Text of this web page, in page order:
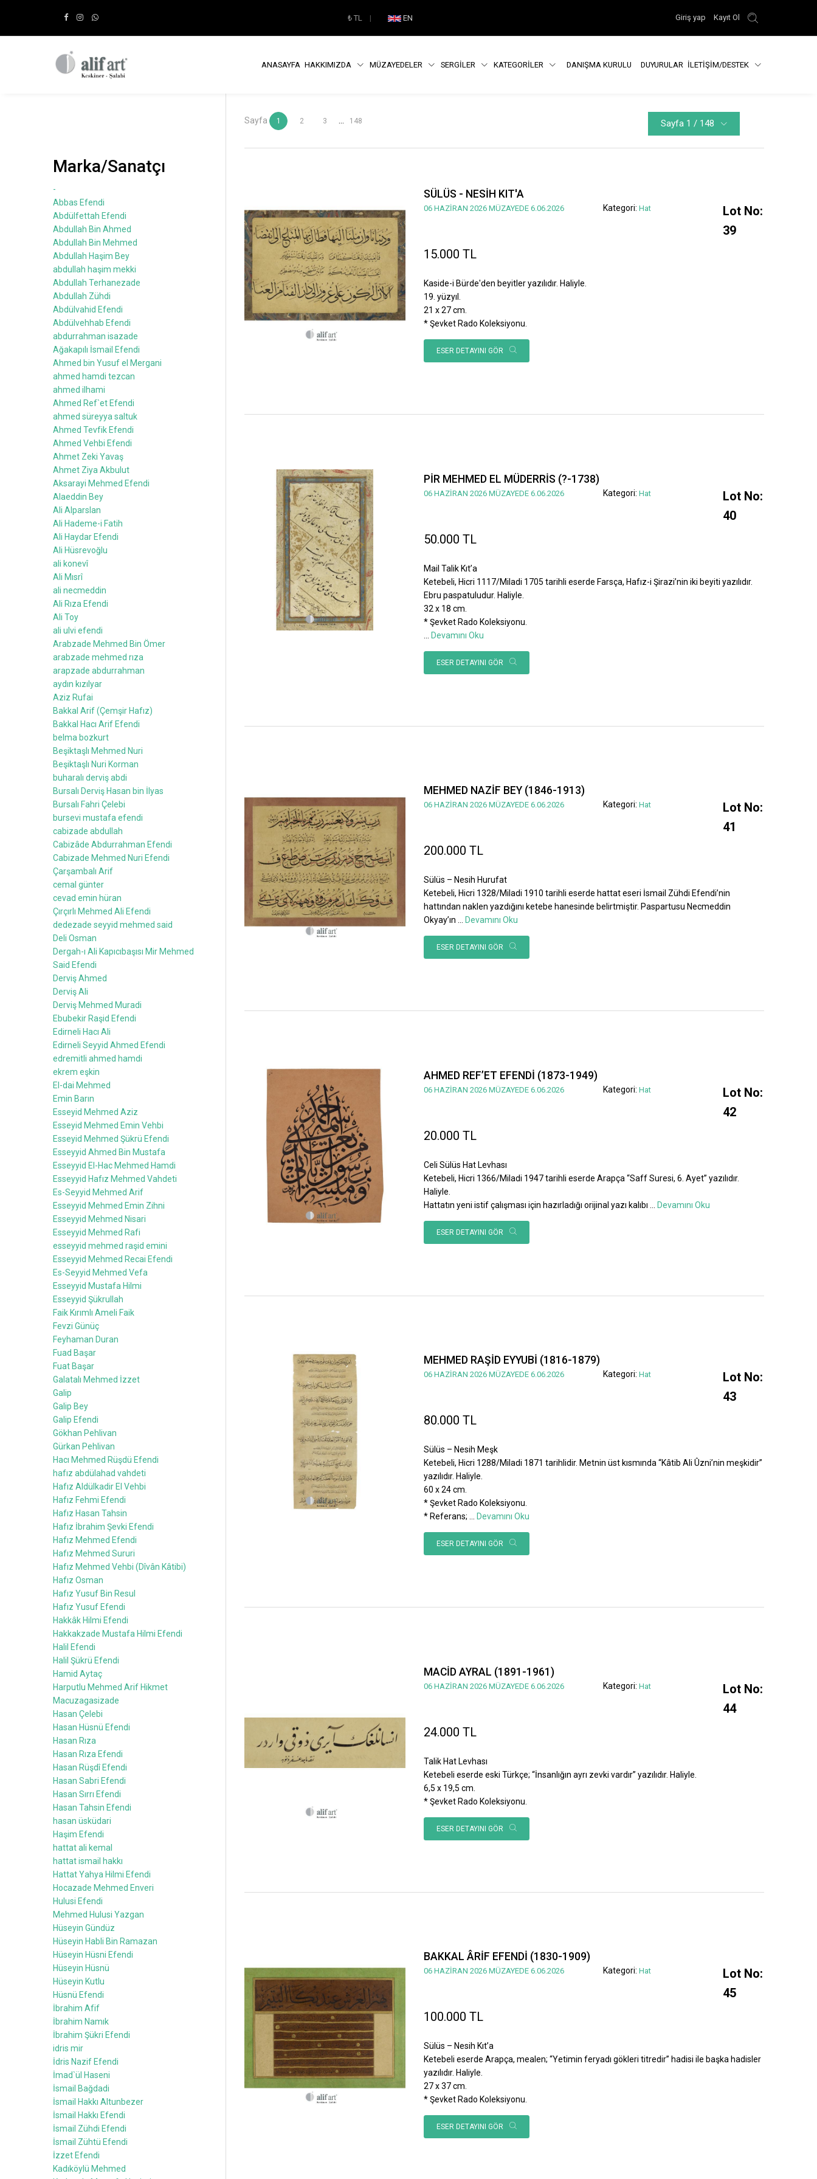
₺TL | EN Giriş yap Kayıt Ol
ANASAYFA HAKKIMIZDA MÜZAYEDELER SERGİLER KATEGORİLER DANIŞMA KURULU DUYURULAR İLETİŞİM/DESTEK
Sayfa 1 2 3 148 Sayfa 1 / 148
SÜLÜS - NESİH KIT'A
06 HAZİRAN 2026 MÜZAYEDE 6.06.2026 Kategori: Hat
Lot No:
39
15.000 TL
Kaside-i Bürde'den beyitler yazılıdır. Haliyle.
19. yüzyıl.
21 x 27 cm.
* Şevket Rado Koleksiyonu.
ESER DETAYINI GÖR
PİR MEHMED EL MÜDERRİS (?-1738)
06 HAZİRAN 2026 MÜZAYEDE 6.06.2026 Kategori: Hat
Lot No:
40
50.000 TL
Mail Talik Kıt’a
Ketebeli, Hicri 1117/Miladi 1705 tarihli eserde Farsça, Hafız-i Şirazi’nin iki beyiti yazılıdır.
Ebru paspatuludur. Haliyle.
32 x 18 cm.
* Şevket Rado Koleksiyonu.
Devamını Oku
ESER DETAYINI GÖR
MEHMED NAZİF BEY (1846-1913)
06 HAZİRAN 2026 MÜZAYEDE 6.06.2026 Kategori: Hat
Lot No:
41
200.000 TL
Sülüs – Nesih Hurufat
Ketebeli, Hicri 1328/Miladi 1910 tarihli eserde hattat eseri İsmail Zühdi Efendi’nin
hattından naklen yazdığını ketebe hanesinde belirtmiştir. Paspartusu Necmeddin
Okyay’ın ... Devamını Oku
ESER DETAYINI GÖR
AHMED REF’ET EFENDİ (1873-1949)
06 HAZİRAN 2026 MÜZAYEDE 6.06.2026 Kategori: Hat
Lot No:
42
20.000 TL
Celi Sülüs Hat Levhası
Ketebeli, Hicri 1366/Miladi 1947 tarihli eserde Arapça “Saff Suresi, 6. Ayet” yazılıdır.
Haliyle.
Hattatın yeni istif çalışması için hazırladığı orijinal yazı kalıbı
Devamını Oku
ESER DETAYINI GÖR
MEHMED RAŞİD EYYUBİ (1816-1879)
06 HAZİRAN 2026 MÜZAYEDE 6.06.2026 Kategori: Hat
Lot No:
43
80.000 TL
Sülüs – Nesih Meşk
Ketebeli, Hicri 1288/Miladi 1871 tarihlidir. Metnin üst kısmında “Kâtib Ali Ûzni’nin meşkidir”
yazılıdır. Haliyle.
60 x 24 cm.
* Şevket Rado Koleksiyonu.
* Referans; ... Devamını Oku
ESER DETAYINI GÖR
MACİD AYRAL (1891-1961)
06 HAZİRAN 2026 MÜZAYEDE 6.06.2026 Kategori: Hat
Lot No:
44
24.000 TL
Talik Hat Levhası
Ketebeli eserde eski Türkçe; “İnsanlığın ayrı zevki vardır” yazılıdır. Haliyle.
6,5 x 19,5 cm.
* Şevket Rado Koleksiyonu.
ESER DETAYINI GÖR
BAKKAL ÂRİF EFENDİ (1830-1909)
06 HAZİRAN 2026 MÜZAYEDE 6.06.2026 Kategori: Hat
Lot No:
45
100.000 TL
Sülüs – Nesih Kıt’a
Ketebeli eserde Arapça, mealen; “Yetimin feryadı gökleri titredir” hadisi ile başka hadisler
yazılıdır. Haliyle.
27 x 37 cm.
* Şevket Rado Koleksiyonu.
ESER DETAYINI GÖR
Marka/Sanatçı
-
Abbas Efendi
Abdülfettah Efendi
Abdullah Bin Ahmed
Abdullah Bin Mehmed
Abdullah Haşim Bey
abdullah haşim mekki
Abdullah Terhanezade
Abdullah Zühdi
Abdülvahid Efendi
Abdülvehhab Efendi
abdurrahman isazade
Ağakapılı İsmail Efendi
Ahmed bin Yusuf el Mergani
ahmed hamdi tezcan
ahmed ilhami
Ahmed Ref`et Efendi
ahmed süreyya saltuk
Ahmed Tevfik Efendi
Ahmed Vehbi Efendi
Ahmet Zeki Yavaş
Ahmet Ziya Akbulut
Aksarayi Mehmed Efendi
Alaeddin Bey
Ali Alparslan
Ali Hademe-i Fatih
Ali Haydar Efendi
Ali Hüsrevoğlu
ali konevî
Ali Mısrî
ali necmeddin
Ali Rıza Efendi
Ali Toy
ali ulvi efendi
Arabzade Mehmed Bin Ömer
arabzade mehmed rıza
arapzade abdurrahman
aydın kızılyar
Aziz Rufai
Bakkal Arif (Çemşir Hafız)
Bakkal Hacı Arif Efendi
belma bozkurt
Beşiktaşlı Mehmed Nuri
Beşiktaşlı Nuri Korman
buharalı derviş abdi
Bursalı Derviş Hasan bin İlyas
Bursalı Fahri Çelebi
bursevi mustafa efendi
cabizade abdullah
Cabizâde Abdurrahman Efendi
Cabizade Mehmed Nuri Efendi
Çarşambalı Arif
cemal günter
cevad emin hüran
Çırçırlı Mehmed Ali Efendi
dedezade seyyid mehmed said
Deli Osman
Dergah-ı Ali Kapıcıbaşısı Mir Mehmed
Said Efendi
Derviş Ahmed
Derviş Ali
Derviş Mehmed Muradi
Ebubekir Raşid Efendi
Edirneli Hacı Ali
Edirneli Seyyid Ahmed Efendi
edremitli ahmed hamdi
ekrem eşkin
El-dai Mehmed
Emin Barın
Esseyid Mehmed Aziz
Esseyid Mehmed Emin Vehbi
Esseyid Mehmed Şükrü Efendi
Esseyyid Ahmed Bin Mustafa
Esseyyid El-Hac Mehmed Hamdi
Esseyyid Hafız Mehmed Vahdeti
Es-Seyyid Mehmed Arif
Esseyyid Mehmed Emin Zihni
Esseyyid Mehmed Nisari
Esseyyid Mehmed Rafi
esseyyid mehmed raşid emini
Esseyyid Mehmed Recai Efendi
Es-Seyyid Mehmed Vefa
Esseyyid Mustafa Hilmi
Esseyyid Şükrullah
Faik Kırımlı Ameli Faik
Fevzi Günüç
Feyhaman Duran
Fuad Başar
Fuat Başar
Galatalı Mehmed İzzet
Galip
Galip Bey
Galip Efendi
Gökhan Pehlivan
Gürkan Pehlivan
Hacı Mehmed Rüşdü Efendi
hafız abdülahad vahdeti
Hafız Aldülkadir El Vehbi
Hafız Fehmi Efendi
Hafız Hasan Tahsin
Hafız İbrahim Şevki Efendi
Hafız Mehmed Efendi
Hafız Mehmed Sururi
Hafız Mehmed Vehbi (Dîvân Kâtibi)
Hafız Osman
Hafız Yusuf Bin Resul
Hafız Yusuf Efendi
Hakkâk Hilmi Efendi
Hakkakzade Mustafa Hilmi Efendi
Halil Efendi
Halil Şükrü Efendi
Hamid Aytaç
Harputlu Mehmed Arif Hikmet
Macuzagasizade
Hasan Çelebi
Hasan Hüsnü Efendi
Hasan Rıza
Hasan Rıza Efendi
Hasan Rüşdî Efendi
Hasan Sabri Efendi
Hasan Sırrı Efendi
Hasan Tahsin Efendi
hasan üsküdari
Haşim Efendi
hattat ali kemal
hattat ismail hakkı
Hattat Yahya Hilmi Efendi
Hocazade Mehmed Enveri
Hulusi Efendi
Mehmed Hulusi Yazgan
Hüseyin Gündüz
Hüseyin Habli Bin Ramazan
Hüseyin Hüsni Efendi
Hüseyin Hüsnü
Hüseyin Kutlu
Hüsnü Efendi
İbrahim Afif
İbrahim Namık
İbrahim Şükri Efendi
idris mir
İdris Nazif Efendi
İmad`ül Haseni
İsmail Bağdadi
İsmail Hakkı Altunbezer
İsmail Hakkı Efendi
İsmail Zühdi Efendi
İsmail Zühtü Efendi
İzzet Efendi
Kadıköylü Mehmed